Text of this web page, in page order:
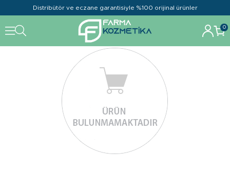
Distribütör ve eczane garantisiyle %100 orijinal ürünler
0